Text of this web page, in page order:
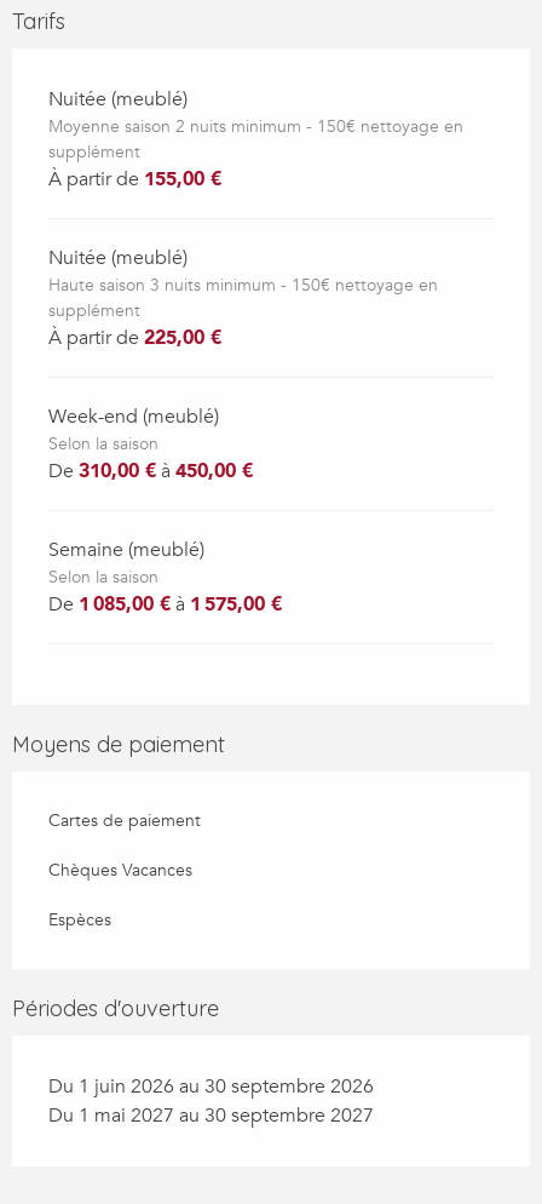
Tarifs
Nuitée (meublé)
Moyenne saison 2 nuits minimum - 150€ nettoyage en
supplément
À partir de 155,00 €
Nuitée (meublé)
Haute saison 3 nuits minimum - 150€ nettoyage en
supplément
À partir de 225,00 €
Week-end (meublé)
Selon la saison
De 310,00 €à 450,00 €
Semaine (meublé)
Selon la saison
De 1 085,00 €à 1 575,00 €
Moyens de paiement
Cartes de paiement
Chèques Vacances
Espèces
Périodes d'ouverture
Du 1 juin 2026 au 30 septembre 2026
Du 1 mai 2027 au 30 septembre 2027